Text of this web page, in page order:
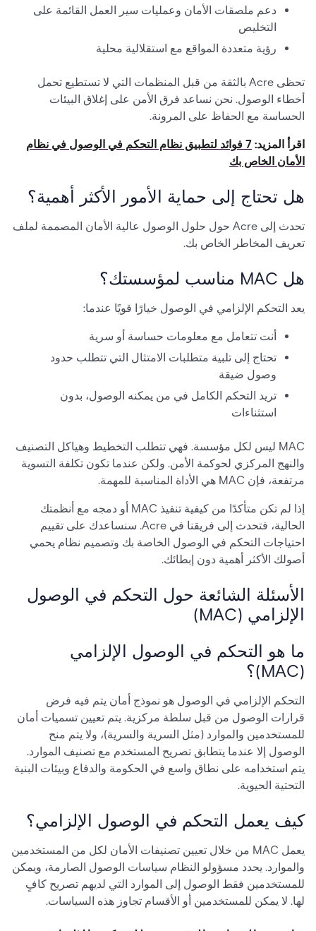
دعم ملصقات الأمان وعمليات سير العمل القائمة على
التخليص
رؤية متعددة المواقع مع استقلالية محلية
تحظى Acre بالثقة من قبل المنظمات التي لا تستطيع تحمل
أخطاء الوصول. نحن نساعد فرق الأمن على إغلاق البيئات
الحساسة مع الحفاظ على المرونة.
اقرأ المزيد:
7 فوائد لتطبيق نظام التحكم في الوصول في نظام
الأمان الخاص بك
هل تحتاج إلى حماية الأمور الأكثر أهمية؟
تحدث إلى Acre حول حلول الوصول عالية الأمان المصممة لملف
تعريف المخاطر الخاص بك.
هل MAC مناسب لمؤسستك؟
يعد التحكم الإلزامي في الوصول خيارًا قويًا عندما:
أنت تتعامل مع معلومات حساسة أو سرية
تحتاج إلى تلبية متطلبات الامتثال التي تتطلب حدود
وصول ضيقة
تريد التحكم الكامل في من يمكنه الوصول، بدون
استثناءات
MAC ليس لكل مؤسسة. فهي تتطلب التخطيط وهياكل التصنيف
والنهج المركزي لحوكمة الأمن. ولكن عندما تكون تكلفة التسوية
مرتفعة، فإن MAC هي الأداة المناسبة للمهمة.
إذا لم تكن متأكدًا من كيفية تنفيذ MAC أو دمجه مع أنظمتك
الحالية، فتحدث إلى فريقنا في Acre. سنساعدك على تقييم
احتياجات التحكم في الوصول الخاصة بك وتصميم نظام يحمي
أصولك الأكثر أهمية دون إبطائك.
الأسئلة الشائعة حول التحكم في الوصول
الإلزامي (MAC)
ما هو التحكم في الوصول الإلزامي
(MAC)؟
التحكم الإلزامي في الوصول هو نموذج أمان يتم فيه فرض
قرارات الوصول من قبل سلطة مركزية. يتم تعيين تسميات أمان
للمستخدمين والموارد (مثل السرية والسرية)، ولا يتم منح
الوصول إلا عندما يتطابق تصريح المستخدم مع تصنيف الموارد.
يتم استخدامه على نطاق واسع في الحكومة والدفاع وبيئات البنية
التحتية الحيوية.
كيف يعمل التحكم في الوصول الإلزامي؟
يعمل MAC من خلال تعيين تصنيفات الأمان لكل من المستخدمين
والموارد. يحدد مسؤولو النظام سياسات الوصول الصارمة، ويمكن
للمستخدمين فقط الوصول إلى الموارد التي لديهم تصريح كافٍ
لها. لا يمكن للمستخدمين أو الأقسام تجاوز هذه السياسات.